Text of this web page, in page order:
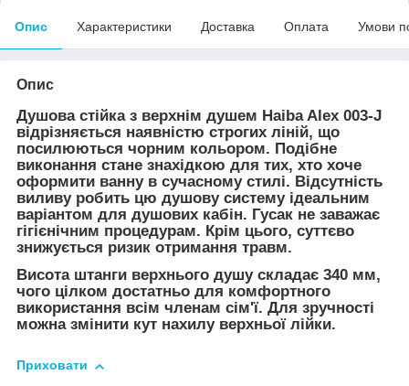
Опис Характеристики Доставка Оплата Умови
Опис
Душова стійка з верхнім душем Haiba Alex 003-J
відрізняється наявністю строгих ліній, що
посилюються чорним кольором. Подібне
виконання стане знахідкою для тих, хто хоче
оформити ванну в сучасному стилі. Відсутність
виливу робить цю душову систему ідеальним
варіантом для душових кабін. Гусак не заважає
гігієнічним процедурам. Крім цього, суттєво
знижується ризик отримання травм.
Висота штанги верхнього душу складає 340 мм,
чого цілком достатньо для комфортного
використання всім членам сім'ї. Для зручності
можна змінити кут нахилу верхньої лійки.
Приховати